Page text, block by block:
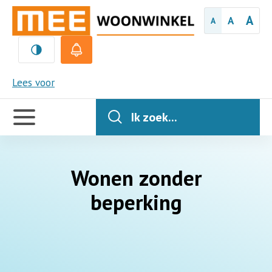
A A A
Lees voor
MEE
Handige
links
Ik zoek...
Wonen zonder
beperking